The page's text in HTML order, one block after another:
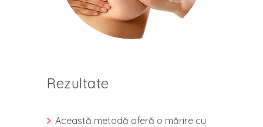
Rezultate
Această metodă oferă o mărire cu